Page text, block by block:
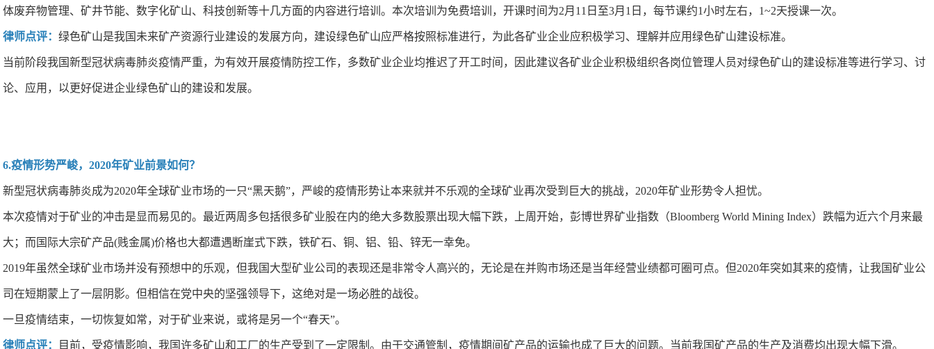
体废弃物管理、矿井节能、数字化矿山、科技创新等十几方面的内容进行培训。本次培训为免费培训，开课时间为2月11日至3月1日，每节课约1小时左右，1~2天授课一次。
律师点评： 绿色矿山是我国未来矿产资源行业建设的发展方向，建设绿色矿山应严格按照标准进行，为此各矿业企业应积极学习、理解并应用绿色矿山建设标准。
当前阶段我国新型冠状病毒肺炎疫情严重，为有效开展疫情防控工作，多数矿业企业均推迟了开工时间，因此建议各矿业企业积极组织各岗位管理人员对绿色矿山的建设标准等进行学习、讨
论、应用，以更好促进企业绿色矿山的建设和发展。
6.疫情形势严峻，2020年矿业前景如何？
新型冠状病毒肺炎成为2020年全球矿业市场的一只“黑天鹅”，严峻的疫情形势让本来就并不乐观的全球矿业再次受到巨大的挑战，2020年矿业形势令人担忧。
本次疫情对于矿业的冲击是显而易见的。最近两周多包括很多矿业股在内的绝大多数股票出现大幅下跌，上周开始，彭博世界矿业指数（Bloomberg World Mining Index）跌幅为近六个月来最
大；而国际大宗矿产品(贱金属)价格也大都遭遇断崖式下跌，铁矿石、铜、铝、铅、锌无一幸免。
2019年虽然全球矿业市场并没有预想中的乐观，但我国大型矿业公司的表现还是非常令人高兴的，无论是在并购市场还是当年经营业绩都可圈可点。但2020年突如其来的疫情，让我国矿业公
司在短期蒙上了一层阴影。但相信在党中央的坚强领导下，这绝对是一场必胜的战役。
一旦疫情结束，一切恢复如常，对于矿业来说，或将是另一个“春天”。
律师点评： 目前，受疫情影响，我国许多矿山和工厂的生产受到了一定限制。由于交通管制，疫情期间矿产品的运输也成了巨大的问题。当前我国矿产品的生产及消费均出现大幅下滑。